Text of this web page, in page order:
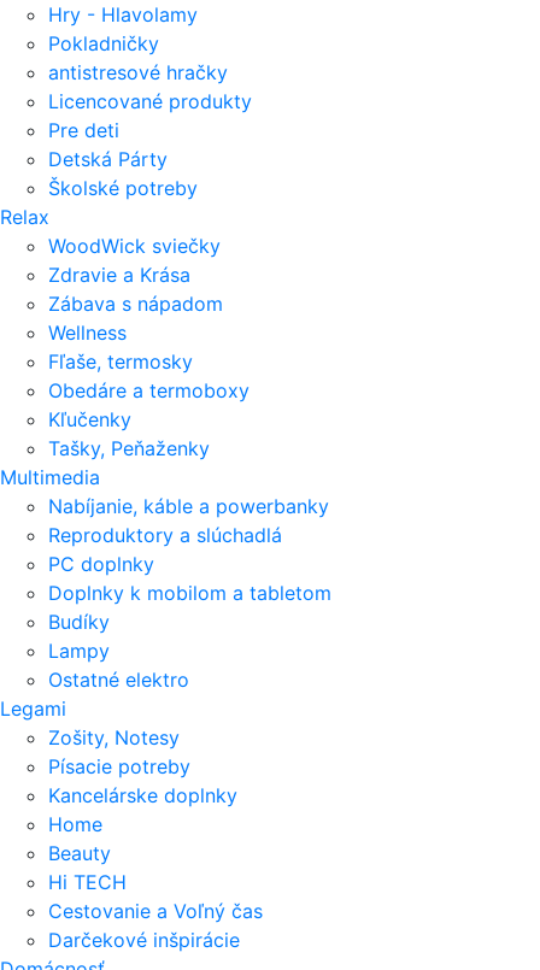
Hry - Hlavolamy
Pokladničky
antistresové hračky
Licencované produkty
Pre deti
Detská Párty
Školské potreby
Relax
WoodWick sviečky
Zdravie a Krása
Zábava s nápadom
Wellness
Fľaše, termosky
Obedáre a termoboxy
Kľučenky
Tašky, Peňaženky
Multimedia
Nabíjanie, káble a powerbanky
Reproduktory a slúchadlá
PC doplnky
Doplnky k mobilom a tabletom
Budíky
Lampy
Ostatné elektro
Legami
Zošity, Notesy
Písacie potreby
Kancelárske doplnky
Home
Beauty
Hi TECH
Cestovanie a Voľný čas
Darčekové inšpirácie